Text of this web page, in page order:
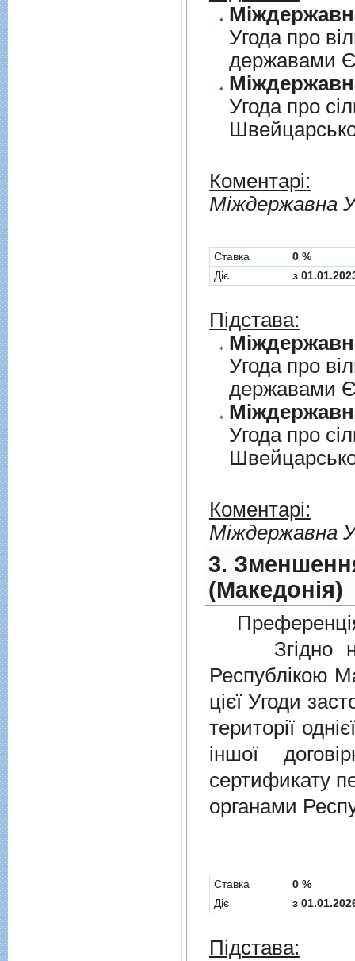
Угода про
державами
Угода про
Коментарі:
Мiждержавна
Cтавка
0 %
Діє
з
Підстава:
Угода про
державами
Угода про
Коментарі:
Мiждержавна
3.
(Македонія)
Згідно
Республікою
цієї Угоди
території
іншої
сертификату
органами
Cтавка
0 %
Діє
з
Підстава: